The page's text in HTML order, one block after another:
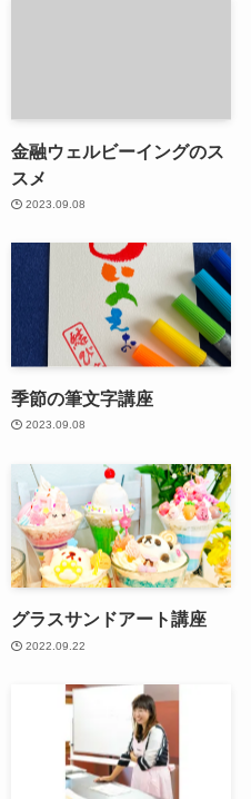
金融ウェルビーイングのス
スメ
2023.09.08
季節の筆文字講座
2023.09.08
グラスサンドアート講座
2022.09.22